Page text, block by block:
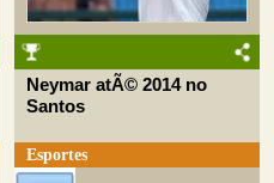
Neymar atÃ© 2014 no
Santos
Esportes